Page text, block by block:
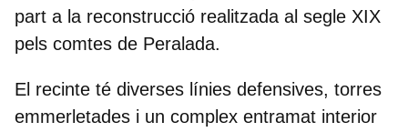
part a la reconstrucció realitzada al segle XIX
pels comtes de Peralada.
El recinte té diverses línies defensives, torres
emmerletades i un complex entramat interior